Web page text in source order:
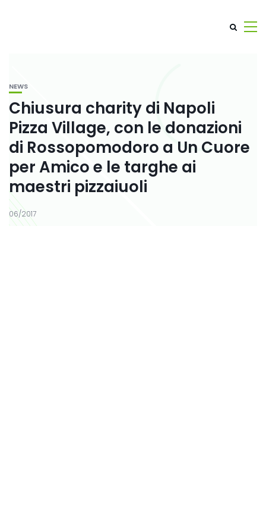
NEWS
Chiusura charity di Napoli
Pizza Village, con le donazioni
di Rossopomodoro a Un Cuore
per Amico e le targhe ai
maestri pizzaiuoli
06/2017